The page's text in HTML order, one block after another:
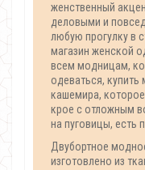
женственный
деловыми и
любую прогулку в
магазин женской
всем модницам,
одеваться,
кашемира,
крое с отложным
на пуговицы, есть
Двубортное
изготовлено из